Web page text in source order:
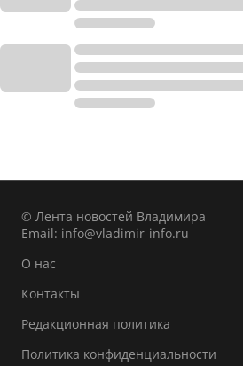
© Лента новостей Владимира
Email: info@vladimir-info.ru
О нас
Контакты
Редакционная политика
Политика конфиденциальности